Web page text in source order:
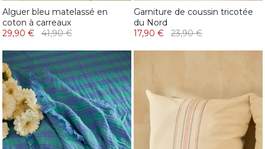
Alguer bleu matelassé en
coton à carreaux
29,90 €
41,90 €
Garniture de coussin tricotée
du Nord
17,90 €
23,90 €